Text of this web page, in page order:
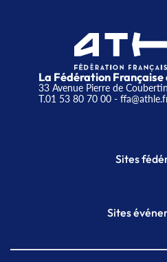
La Fédération
33 Avenue Pierre de
T.01 53 80 70 00-
Sites
Plateforme
Sites
Meeting de